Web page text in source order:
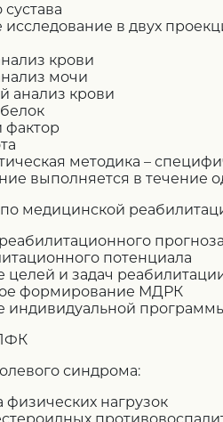
исследование в двух
крови
мочи
анализ крови
фактор
методика –
выполняется в течение
медицинской
потенциала
и задач
формирование МДРК
индивидуальной
синдрома:
физических нагрузок